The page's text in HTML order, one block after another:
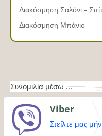
Διακόσμηση Σαλόνι –
Διακόσμηση Μπάνιο
Συνομιλία μέσω ...
 Viber
Στείλτε μας